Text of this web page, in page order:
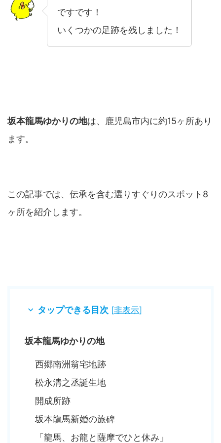
ですです！
いくつかの足跡を残しました！
坂本龍馬ゆかりの地は、鹿児島市内に約15ヶ所あり
ます。
この記事では、伝承を含む選りすぐりのスポット8
ヶ所を紹介します。
タップできる目次 [非表示]
坂本龍馬ゆかりの地
西郷南洲翁宅地跡
松永清之丞誕生地
開成所跡
坂本龍馬新婚の旅碑
「龍馬、お龍と薩摩でひと休み」